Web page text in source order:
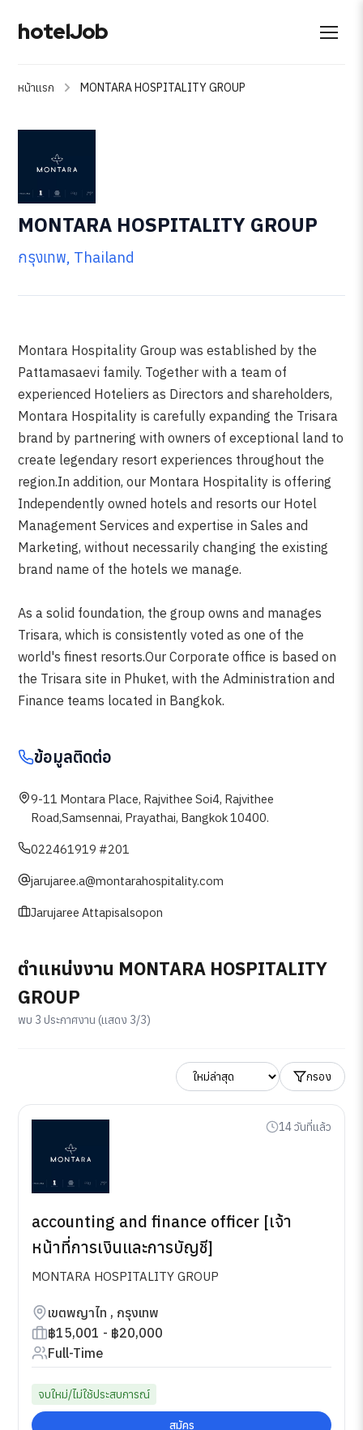
hotelJob
หน้าแรก MONTARA HOSPITALITY GROUP
MONTARA HOSPITALITY GROUP
กรุงเทพ, Thailand
Montara Hospitality Group was established by the
Pattamasaevi family. Together with a team of
experienced Hoteliers as Directors and shareholders,
Montara Hospitality is carefully expanding the Trisara
brand by partnering with owners of exceptional land to
create legendary resort experiences throughout the
region.In addition, our Montara Hospitality is offering
Independently owned hotels and resorts our Hotel
Management Services and expertise in Sales and
Marketing, without necessarily changing the existing
brand name of the hotels we manage.
As a solid foundation, the group owns and manages
Trisara, which is consistently voted as one of the
world's finest resorts.Our Corporate office is based on
the Trisara site in Phuket, with the Administration and
Finance teams located in Bangkok.
ข้อมูลติดต่อ
9-11 Montara Place, Rajvithee Soi4, Rajvithee
Road,Samsennai, Prayathai, Bangkok 10400.
022461919 #201
jarujaree.a@montarahospitality.com
Jarujaree Attapisalsopon
ตำแหน่งงาน MONTARA HOSPITALITY
GROUP
พบ 3 ประกาศงาน (แสดง 3/3)
กรอง
14 วันที่แล้ว
accounting and finance officer [เจ้า
หน้าที่การเงินและการบัญชี]
MONTARA HOSPITALITY GROUP
เขตพญาไท , กรุงเทพ
฿15,001 - ฿20,000
Full-Time
จบใหม่/ไม่ใช้ประสบการณ์
สมัคร